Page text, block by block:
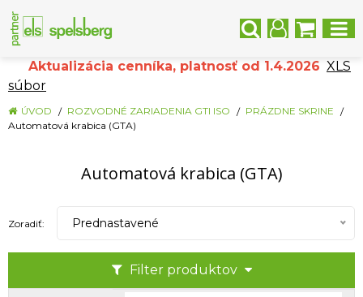
Aktualizácia cenníka, platnosť od 1.4.2026 XLS
súbor
ÚVOD ROZVODNÉ ZARIADENIA GTI ISO
PRÁZDNE SKRINE
Automatová krabica (GTA)
Automatová krabica (GTA)
Filter produktov
Zoradiť: Prednastavené